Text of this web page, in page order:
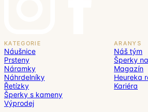
KATEGORIE
Náušnice
Prsteny
Náramky
Náhrdelníky
Řetízky
Šperky s kameny
Výprodej
ARANYS
Náš tým
Šperky
Magazín
Heureka
Kariéra